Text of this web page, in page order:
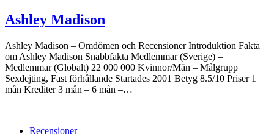
Ashley Madison
Ashley Madison – Omdömen och Recensioner Introduktion Fakta
om Ashley Madison Snabbfakta Medlemmar (Sverige) –
Medlemmar (Globalt) 22 000 000 Kvinnor/Män – Målgrupp
Sexdejting, Fast förhållande Startades 2001 Betyg 8.5/10 Priser 1
mån Krediter 3 mån – 6 mån –…
Recensioner